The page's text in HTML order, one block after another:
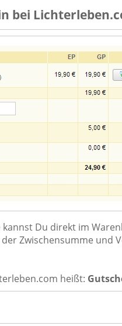
bei
Du direkt im
Zwischensumme und
heißt: